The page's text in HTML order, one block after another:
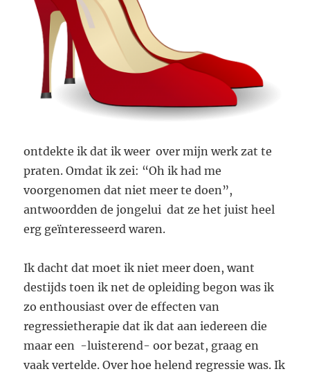
ontdekte ik dat ik weer over mijn werk zat te
praten. Omdat ik zei: “Oh ik had me
voorgenomen dat niet meer te doen”,
antwoordden de jongelui dat ze het juist heel
erg geïnteresseerd waren.
Ik dacht dat moet ik niet meer doen, want
destijds toen ik net de opleiding begon was ik
zo enthousiast over de effecten van
regressietherapie dat ik dat aan iedereen die
maar een -luisterend- oor bezat, graag en
vaak vertelde. Over hoe helend regressie was. Ik